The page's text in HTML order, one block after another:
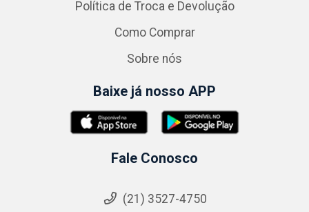
Política de Troca e Devolução
Como Comprar
Sobre nós
Baixe já nosso APP
Fale Conosco
(21) 3527-4750